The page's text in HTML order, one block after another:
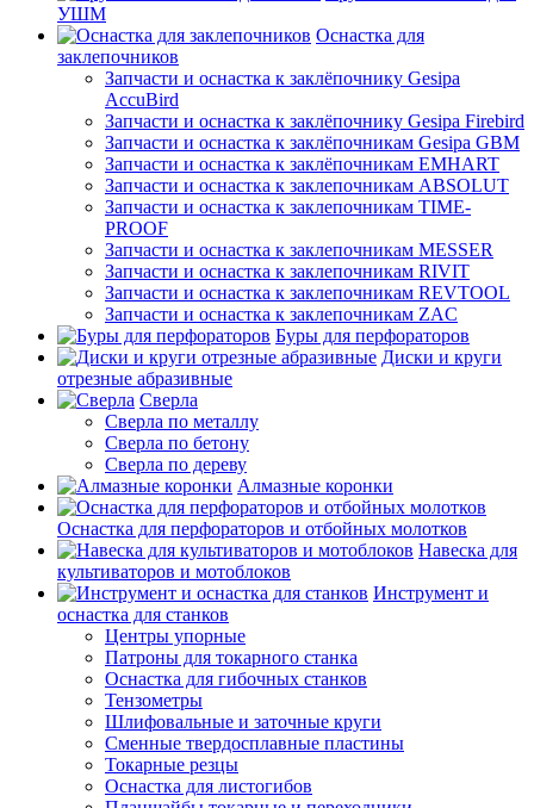
УШМ
Оснастка для
заклепочников
Запчасти и оснастка к заклёпочнику Gesipa
AccuBird
Запчасти и оснастка к заклёпочнику Gesipa Firebird
Запчасти и оснастка к заклёпочникам Gesipa GBM
Запчасти и оснастка к заклёпочникам EMHART
Запчасти и оснастка к заклепочникам ABSOLUT
Запчасти и оснастка к заклепочникам TIME-
PROOF
Запчасти и оснастка к заклепочникам MESSER
Запчасти и оснастка к заклепочникам RIVIT
Запчасти и оснастка к заклепочникам REVTOOL
Запчасти и оснастка к заклепочникам ZAC
Буры для перфораторов
Диски и круги
отрезные абразивные
Сверла
Сверла по металлу
Сверла по бетону
Сверла по дереву
Алмазные коронки
Оснастка для перфораторов и отбойных молотков
Навеска для
культиваторов и мотоблоков
Инструмент и
оснастка для станков
Центры упорные
Патроны для токарного станка
Оснастка для гибочных станков
Тензометры
Шлифовальные и заточные круги
Сменные твердосплавные пластины
Токарные резцы
Оснастка для листогибов